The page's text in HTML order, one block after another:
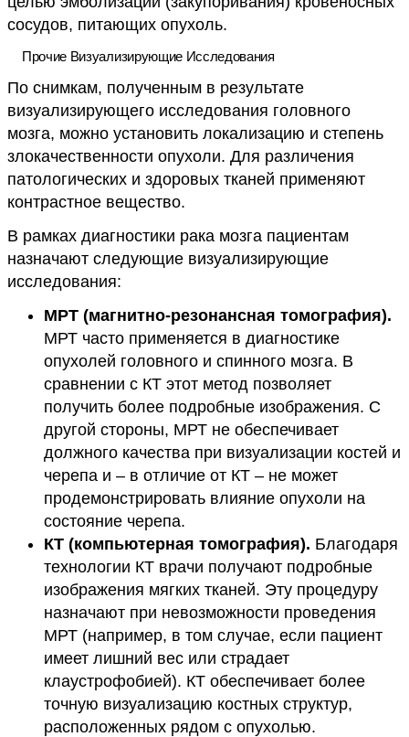
сосудов, питающих опухоль.
Прочие Визуализирующие Исследования
По снимкам, полученным в результате
визуализирующего исследования головного
мозга, можно установить локализацию и степень
злокачественности опухоли. Для различения
патологических и здоровых тканей применяют
контрастное вещество.
В рамках диагностики рака мозга пациентам
назначают следующие визуализирующие
исследования:
МРТ (магнитно-резонансная томография).
МРТ часто применяется в диагностике
опухолей головного и спинного мозга. В
сравнении с КТ этот метод позволяет
получить более подробные изображения. С
другой стороны, МРТ не обеспечивает
должного качества при визуализации костей и
черепа и – в отличие от КТ – не может
продемонстрировать влияние опухоли на
состояние черепа.
КТ (компьютерная томография). Благодаря
технологии КТ врачи получают подробные
изображения мягких тканей. Эту процедуру
назначают при невозможности проведения
МРТ (например, в том случае, если пациент
имеет лишний вес или страдает
клаустрофобией). КТ обеспечивает более
точную визуализацию костных структур,
расположенных рядом с опухолью.